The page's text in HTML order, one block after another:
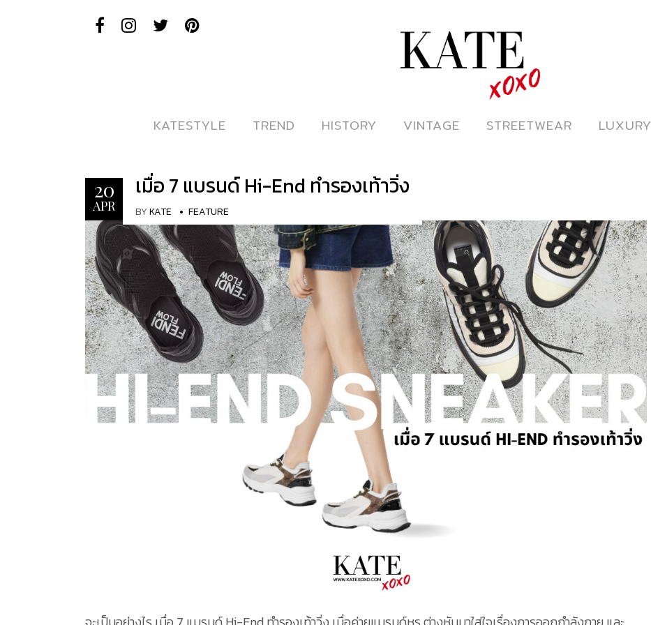
ดูหนังออนไลน์
KATESTYLE
KATESTYLE TREND
TREND HISTORY
HISTORY VINTAGE
VINTAGE STREETWEAR
STREETWEAR LUXURY
LUXURY
20
APR
เมื่อ 7 แบรนด์ Hi-End ทำรองเท้าวิ่ง
BYKATE FEATURE